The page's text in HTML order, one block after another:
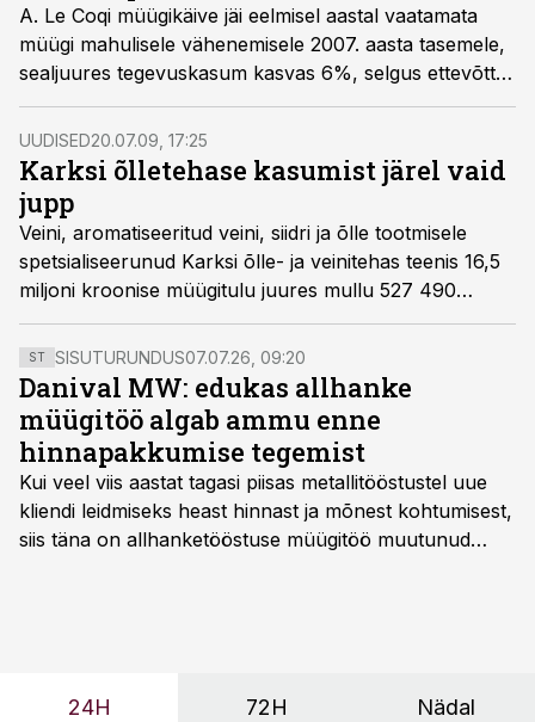
A. Le Coqi müügikäive jäi eelmisel aastal vaatamata
müügi mahulisele vähenemisele 2007. aasta tasemele,
sealjuures tegevuskasum kasvas 6%, selgus ettevõtte
majandusaasta aruandest.
UUDISED20.07.09, 17:25
Karksi õlletehase kasumist järel vaid
jupp
Veini, aromatiseeritud veini, siidri ja õlle tootmisele
spetsialiseerunud Karksi õlle- ja veinitehas teenis 16,5
miljoni kroonise müügitulu juures mullu 527 490
krooni kasumit.
ST SISUTURUNDUS07.07.26, 09:20
Danival MW: edukas allhanke
müügitöö algab ammu enne
hinnapakkumise tegemist
Kui veel viis aastat tagasi piisas metallitööstustel uue
kliendi leidmiseks heast hinnast ja mõnest kohtumisest,
siis täna on allhanketööstuse müügitöö muutunud
24H 72H Nädal